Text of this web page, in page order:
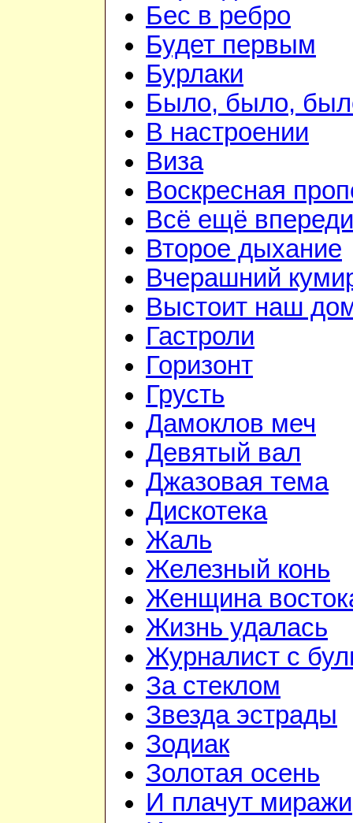
Бес в ребро
Будет первым
Бурлаки
Было, было,
В настроении
Виза
Воскресная
Всё ещё впереди
Второе дыхание
Вчерашний
Выстоит наш
Гастроли
Горизонт
Грусть
Дамоклов меч
Девятый вал
Джазовая тема
Дискотека
Жаль
Железный конь
Женщина
Жизнь удалась
Журналист с
За стеклом
Звезда эстрады
Зодиак
Золотая осень
И плачут миражи